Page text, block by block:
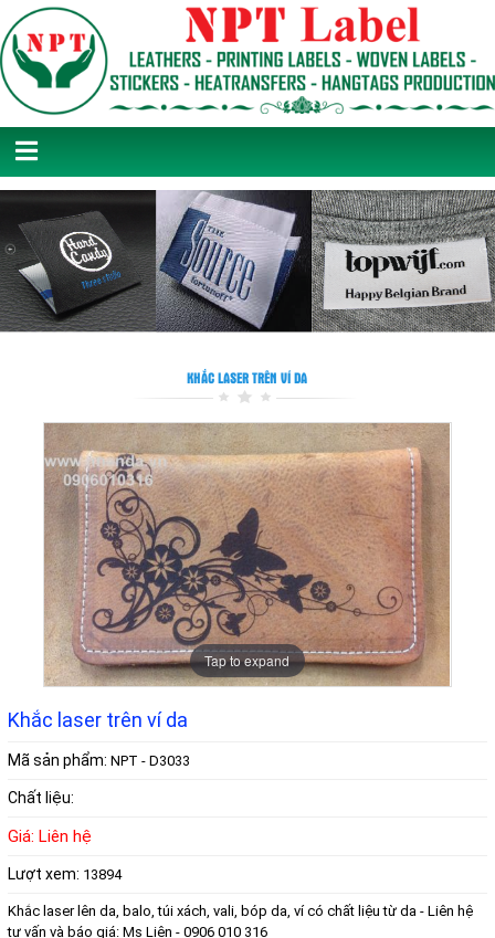
KHẮC LASER TRÊN VÍ DA
Tap to expand
Khắc laser trên ví da
Mã sản phẩm: NPT - D3033
Chất liệu:
Giá: Liên hệ
Lượt xem: 13894
Khắc laser lên da, balo, túi xách, vali, bóp da, ví có chất liệu từ da - Liên hệ
tư vấn và báo giá: Ms Liên - 0906 010 316